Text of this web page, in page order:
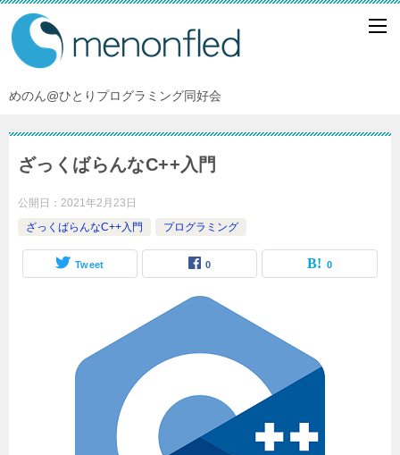
めのん@ひとりプログラミング同好会
ざっくばらんなC++入門
公開日： 2021年2月23日
ざっくばらんなC++入門
プログラミング
Tweet 0 0